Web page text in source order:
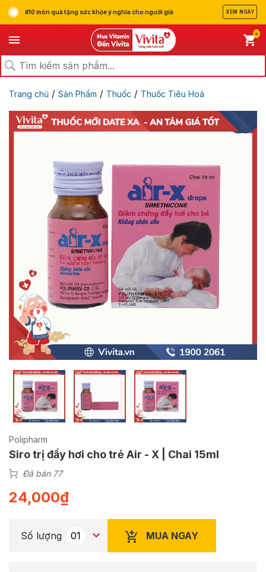
#10 món quà tặng sức khỏe ý nghĩa cho người già XEM NGAY
0
Trang chủ / Sản Phẩm / Thuốc / Thuốc Tiêu Hoá
Polipharm
Siro trị đầy hơi cho trẻ Air - X | Chai 15ml
Đã bán 77
24,000₫
Số lượng MUA NGAY